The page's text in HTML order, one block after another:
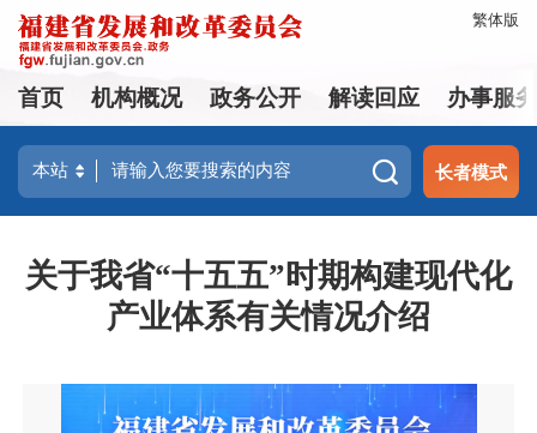
繁体版
首页 机构概况 政务公开 解读回应 办事服
长者模式
关于我省“十五五”时期构建现代化
产业体系有关情况介绍